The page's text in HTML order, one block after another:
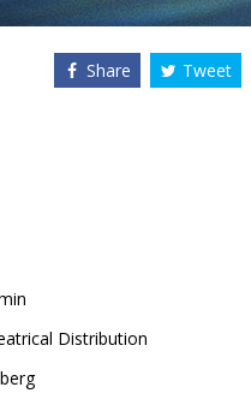
Share Tweet
Distribution